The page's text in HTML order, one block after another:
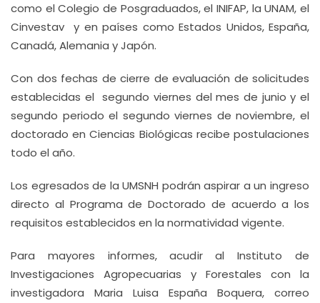
como el Colegio de Posgraduados, el INIFAP, la UNAM, el
Cinvestav y en países como Estados Unidos, España,
Canadá, Alemania y Japón.
Con dos fechas de cierre de evaluación de solicitudes
establecidas el segundo viernes del mes de junio y el
segundo periodo el segundo viernes de noviembre, el
doctorado en Ciencias Biológicas recibe postulaciones
todo el año.
Los egresados de la UMSNH podrán aspirar a un ingreso
directo al Programa de Doctorado de acuerdo a los
requisitos establecidos en la normatividad vigente.
Para mayores informes, acudir al Instituto de
Investigaciones Agropecuarias y Forestales con la
investigadora Maria Luisa España Boquera, correo